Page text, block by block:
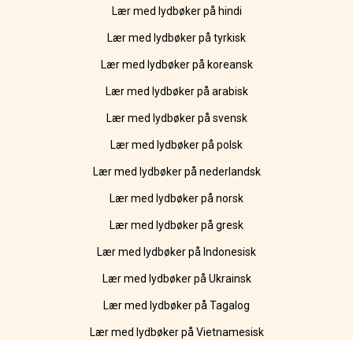
Lær med lydbøker på hindi
Lær med lydbøker på tyrkisk
Lær med lydbøker på koreansk
Lær med lydbøker på arabisk
Lær med lydbøker på svensk
Lær med lydbøker på polsk
Lær med lydbøker på nederlandsk
Lær med lydbøker på norsk
Lær med lydbøker på gresk
Lær med lydbøker på Indonesisk
Lær med lydbøker på Ukrainsk
Lær med lydbøker på Tagalog
Lær med lydbøker på Vietnamesisk